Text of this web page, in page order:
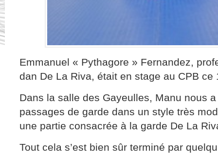
Emmanuel « Pythagore » Fernandez,
dan De La Riva, était en stage au CPB ce
Dans la salle des Gayeulles, Manu nous
passages de garde dans un style très
une partie consacrée à la garde De La
Tout cela s’est bien sûr terminé par